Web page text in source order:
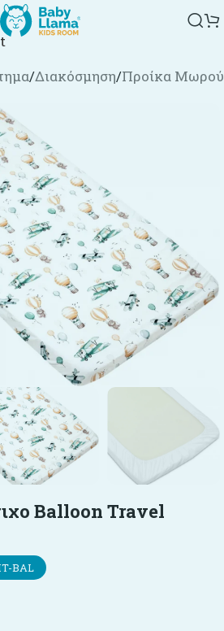
/Διακόσμηση/Προίκα Μωρού
Balloon Travel
BAL